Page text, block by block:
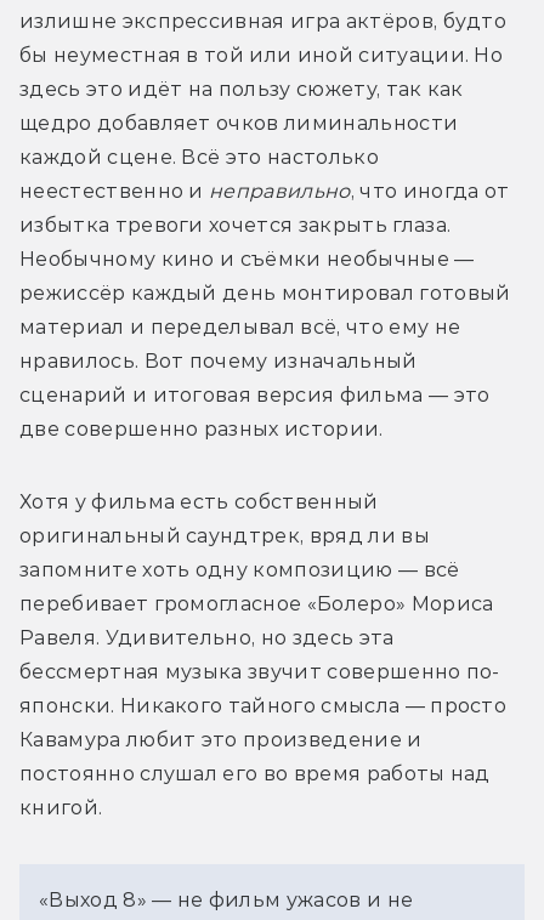
излишне экспрессивная игра актёров, будто
бы неуместная в той или иной ситуации. Но
здесь это идёт на пользу сюжету, так как
щедро добавляет очков лиминальности
каждой сцене. Всё это настолько
неестественно и неправильно, что иногда от
избытка тревоги хочется закрыть глаза.
Необычному кино и съёмки необычные —
режиссёр каждый день монтировал готовый
материал и переделывал всё, что ему не
нравилось. Вот почему изначальный
сценарий и итоговая версия фильма — это
две совершенно разных истории.
Хотя у фильма есть собственный
оригинальный саундтрек, вряд ли вы
запомните хоть одну композицию — всё
перебивает громогласное «Болеро» Мориса
Равеля. Удивительно, но здесь эта
бессмертная музыка звучит совершенно по-
японски. Никакого тайного смысла — просто
Кавамура любит это произведение и
постоянно слушал его во время работы над
книгой.
«Выход 8» — не фильм ужасов и не